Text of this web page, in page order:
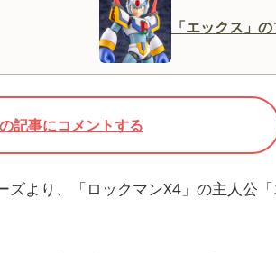
「エックス」
記事にコメントする
ズより、「ロックマンX4」の主人公